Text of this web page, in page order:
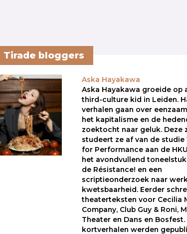
Tirade bloggers
Aska Hayakawa
Aska Hayakawa groeide op
third-culture kid in Leiden.
verhalen gaan over
het kapitalisme en de
zoektocht naar geluk. Deze
studeert ze af van de studie
for Performance aan de
het avondvullend
de Résistance! en een
scriptieonderzoek naar
kwetsbaarheid. Eerder
theaterteksten voor Cecilia
Company, Club Guy & Roni,
Theater en Dans en Bosfest.
kortverhalen werden